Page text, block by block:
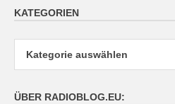
KATEGORIEN
ÜBER RADIOBLOG.EU: